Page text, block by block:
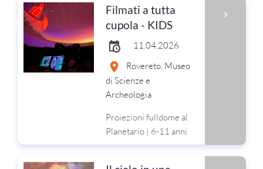
Filmati a tutta
cupola - KIDS
11.04.2026
Rovereto, Museo
di Scienze e
Archeologia
Proiezioni fulldome al
Planetario | 6-11 anni